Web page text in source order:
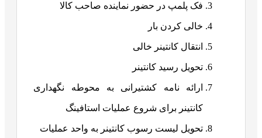
فک پلمپ در حضور نماینده صاحب کالا
خالی کردن بار
انتقال کانتینر خالی
تحویل رسید کانتینر
ارائه نامه کشتیرانی به محوطه نگهداری
کانتینر برای شروع عملیات استافینگ
تحویل لیست رسوب کانتینر به واحد عملیات